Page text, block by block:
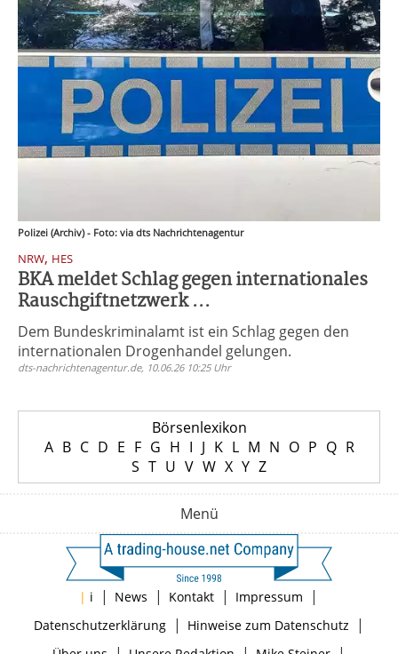
Polizei (Archiv) - Foto: via dts Nachrichtenagentur
NRW, HES
BKA meldet Schlag gegen internationales
Rauschgiftnetzwerk ...
Dem Bundeskriminalamt ist ein Schlag gegen den
internationalen Drogenhandel gelungen.
dts-nachrichtenagentur.de, 10.06.26 10:25 Uhr
Börsenlexikon
A B C D E F G H I J K L M N O P Q R
S T U V W X Y Z
Menü
| i | News | Kontakt | Impressum |
Datenschutzerklärung| Hinweise zum Datenschutz |